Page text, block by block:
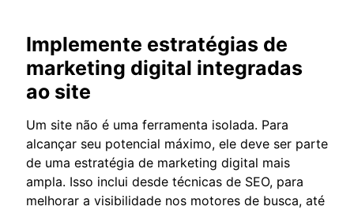
Implemente estratégias de
marketing digital integradas
ao site
Um site não é uma ferramenta isolada. Para
alcançar seu potencial máximo, ele deve ser parte
de uma estratégia de marketing digital mais
ampla. Isso inclui desde técnicas de SEO, para
melhorar a visibilidade nos motores de busca, até